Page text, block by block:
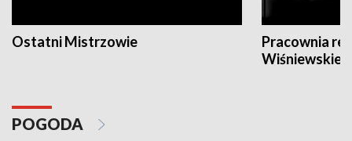
Ostatni Mistrzowie
Pracownia
POGODA